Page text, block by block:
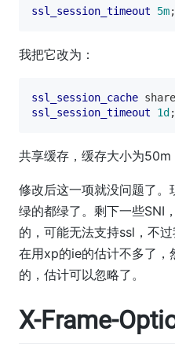
ssl_session_timeout 5m
我把它改为：
ssl_session_cache
ssl_session_timeout
1d
共享缓存，缓存大小为50m
修改后这一项就没问题了
绿的都绿了。剩下一些SNI
的，可能无法支持ssl，不
在用xp的ie的估计不多了，
的，估计可以忽略了。
X-Frame-